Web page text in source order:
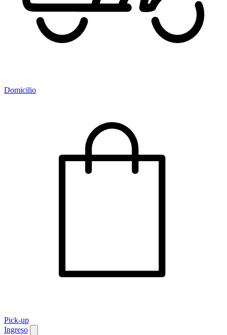
Domicilio
Pick-up
Ingreso